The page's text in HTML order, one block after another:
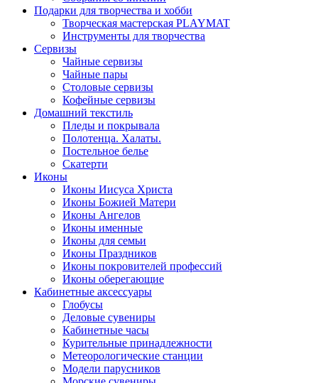
Подарки для творчества и хобби
Творческая мастерская PLAYMAT
Инструменты для творчества
Cервизы
Чайные сервизы
Чайные пары
Столовые сервизы
Кофейные сервизы
Домашний текстиль
Пледы и покрывала
Полотенца. Халаты.
Постельное белье
Скатерти
Иконы
Иконы Иисуса Христа
Иконы Божией Матери
Иконы Ангелов
Иконы именные
Иконы для семьи
Иконы Праздников
Иконы покровителей профессий
Иконы оберегающие
Кабинетные аксессуары
Глобусы
Деловые сувениры
Кабинетные часы
Курительные принадлежности
Метеорологические станции
Модели парусников